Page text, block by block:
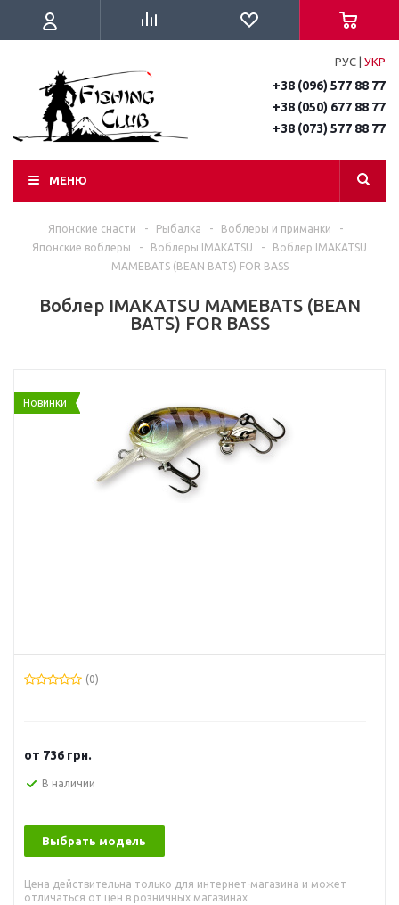
РУС УКР
+38 (096) 577 88 77
+38 (050) 677 88 77
+38 (073) 577 88 77
МЕНЮ
Японские снасти - Рыбалка - Воблеры и приманки
-
Японские воблеры
- Воблеры IMAKATSU -
Воблер IMAKATSU
MAMEBATS (BEAN BATS) FOR BASS
Воблер IMAKATSU MAMEBATS (BEAN
BATS) FOR BASS
Новинки
(0)
от 736 грн.
В наличии
Выбрать модель
Цена действительна только для интернет-магазина и может
отличаться от цен в розничных магазинах